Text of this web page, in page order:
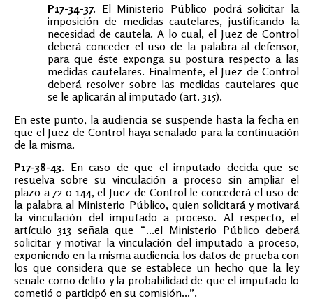
P17-34-37. El Ministerio Público podrá solicitar la
imposición de medidas cautelares, justificando la
necesidad de cautela. A lo cual, el Juez de Control
deberá conceder el uso de la palabra al defensor,
para que éste exponga su postura respecto a las
medidas cautelares. Finalmente, el Juez de Control
deberá resolver sobre las medidas cautelares que
se le aplicarán al imputado (art. 315).
En este punto, la audiencia se suspende hasta la fecha en
que el Juez de Control haya señalado para la continuación
de la misma.
P17-38-43. En caso de que el imputado decida que se
resuelva sobre su vinculación a proceso sin ampliar el
plazo a 72 o 144, el Juez de Control le concederá el uso de
la palabra al Ministerio Público, quien solicitará y motivará
la vinculación del imputado a proceso. Al respecto, el
artículo 313 señala que “...el Ministerio Público deberá
solicitar y motivar la vinculación del imputado a proceso,
exponiendo en la misma audiencia los datos de prueba con
los que considera que se establece un hecho que la ley
señale como delito y la probabilidad de que el imputado lo
cometió o participó en su comisión...”.